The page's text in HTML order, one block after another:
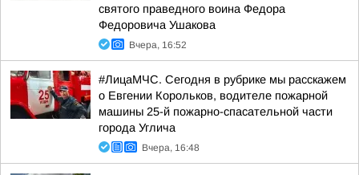
святого праведного воина Федора
Федоровича Ушакова
Вчера, 16:52
#ЛицаМЧС. Сегодня в рубрике мы расскажем
о Евгении Корольков, водителе пожарной
машины 25-й пожарно-спасательной части
города Углича
Вчера, 16:48